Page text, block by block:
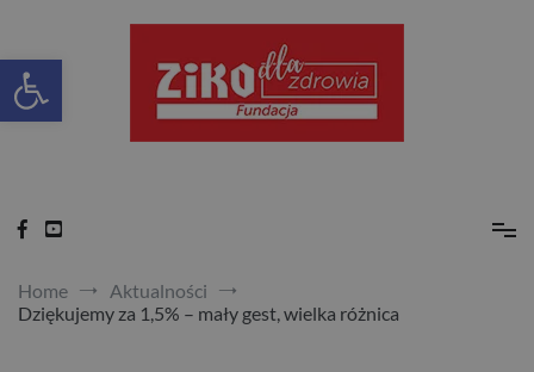
content
Home
Aktualności
Dziękujemy za 1,5% – mały gest, wielka różnica
Otwórz pasek narzędzi